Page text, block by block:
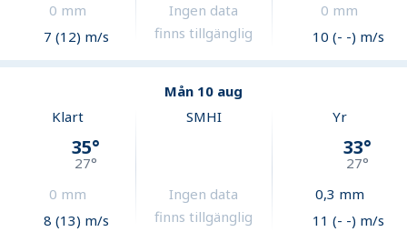
0 mm
7 (12) m/s
Ingen data
finns tillgänglig
0 mm
10 (- -) m/s
Mån 10 aug
Klart
35°
27°
0 mm
8 (13) m/s
SMHI
Ingen data
finns tillgänglig
Yr
33°
27°
0,3 mm
11 (- -) m/s